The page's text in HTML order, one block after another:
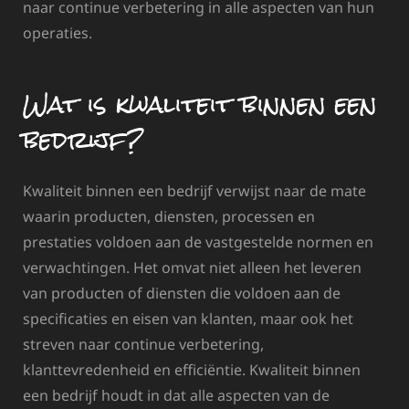
naar continue verbetering in alle aspecten van hun
operaties.
Wat is kwaliteit binnen een
bedrijf?
Kwaliteit binnen een bedrijf verwijst naar de mate
waarin producten, diensten, processen en
prestaties voldoen aan de vastgestelde normen en
verwachtingen. Het omvat niet alleen het leveren
van producten of diensten die voldoen aan de
specificaties en eisen van klanten, maar ook het
streven naar continue verbetering,
klanttevredenheid en efficiëntie. Kwaliteit binnen
een bedrijf houdt in dat alle aspecten van de